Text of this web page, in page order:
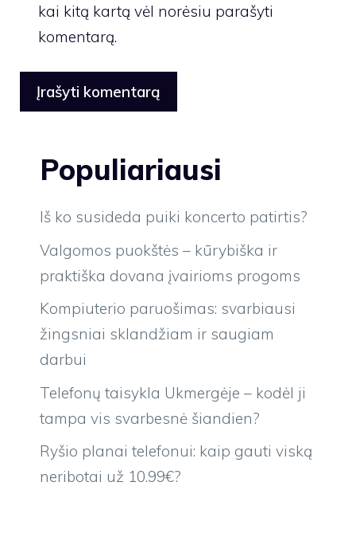
kai kitą kartą vėl norėsiu parašyti
komentarą.
Populiariausi
Iš ko susideda puiki koncerto patirtis?
Valgomos puokštės – kūrybiška ir
praktiška dovana įvairioms progoms
Kompiuterio paruošimas: svarbiausi
žingsniai sklandžiam ir saugiam
darbui
Telefonų taisykla Ukmergėje – kodėl ji
tampa vis svarbesnė šiandien?
Ryšio planai telefonui: kaip gauti viską
neribotai už 10.99€?